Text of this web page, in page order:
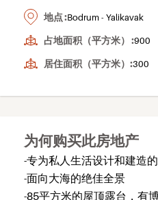
地点 :Bodrum - Yalikavak
占地面积（平方米） :900
居住面积（平方米）:300
为何购买此房地产
-专为私人生活设计和建造
-面向大海的绝佳全景
-85平方米的屋顶露台，有